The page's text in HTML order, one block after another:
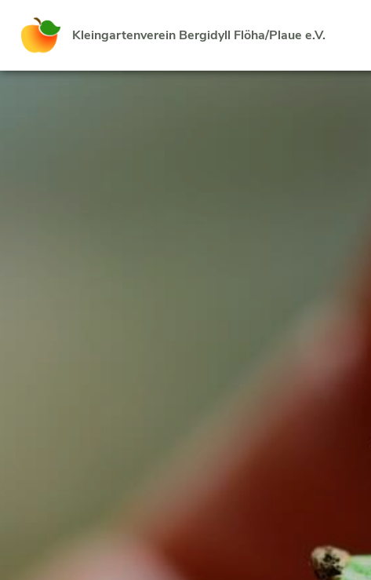
Kleingartenverein Bergidyll Flöha/Plaue e.V.